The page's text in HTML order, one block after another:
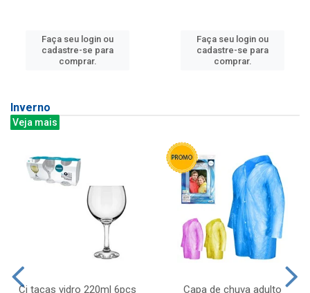
Faça seu login ou
cadastre-se para
comprar.
Faça seu login ou
cadastre-se para
comprar.
Inverno
Veja mais
Cj tacas vidro 220ml 6pcs
Capa de chuva adulto